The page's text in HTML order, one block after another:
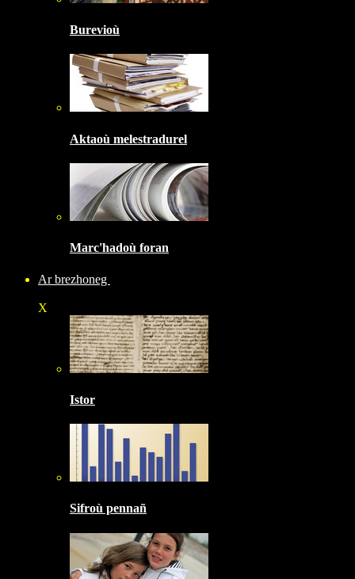
Burevioù
Aktaoù melestradurel
Marc'hadoù foran
Ar brezhoneg
X
Istor
Sifroù pennañ